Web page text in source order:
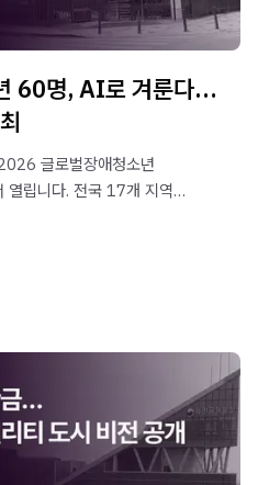
60명, AI로 겨룬다…
글로벌장애청소년
열립니다. 전국 17개 지역
개 종목에서 디지털 역량을